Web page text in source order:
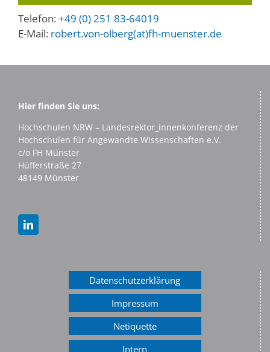
Telefon:+49 (0) 251 83-64019
E-Mail: robert.von-olberg(at)fh-muenster.de
Hier finden Sie uns:
Hochschulen NRW – Landesrektor_innenkonferenz der
Hochschulen für Angewandte Wissenschaften e.V.
c/o FH Münster
Hüfferstraße 27
48149 Münster
Datenschutzerklärung
Impressum
Netiquette
Intern